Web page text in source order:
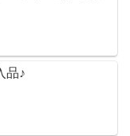
品♪